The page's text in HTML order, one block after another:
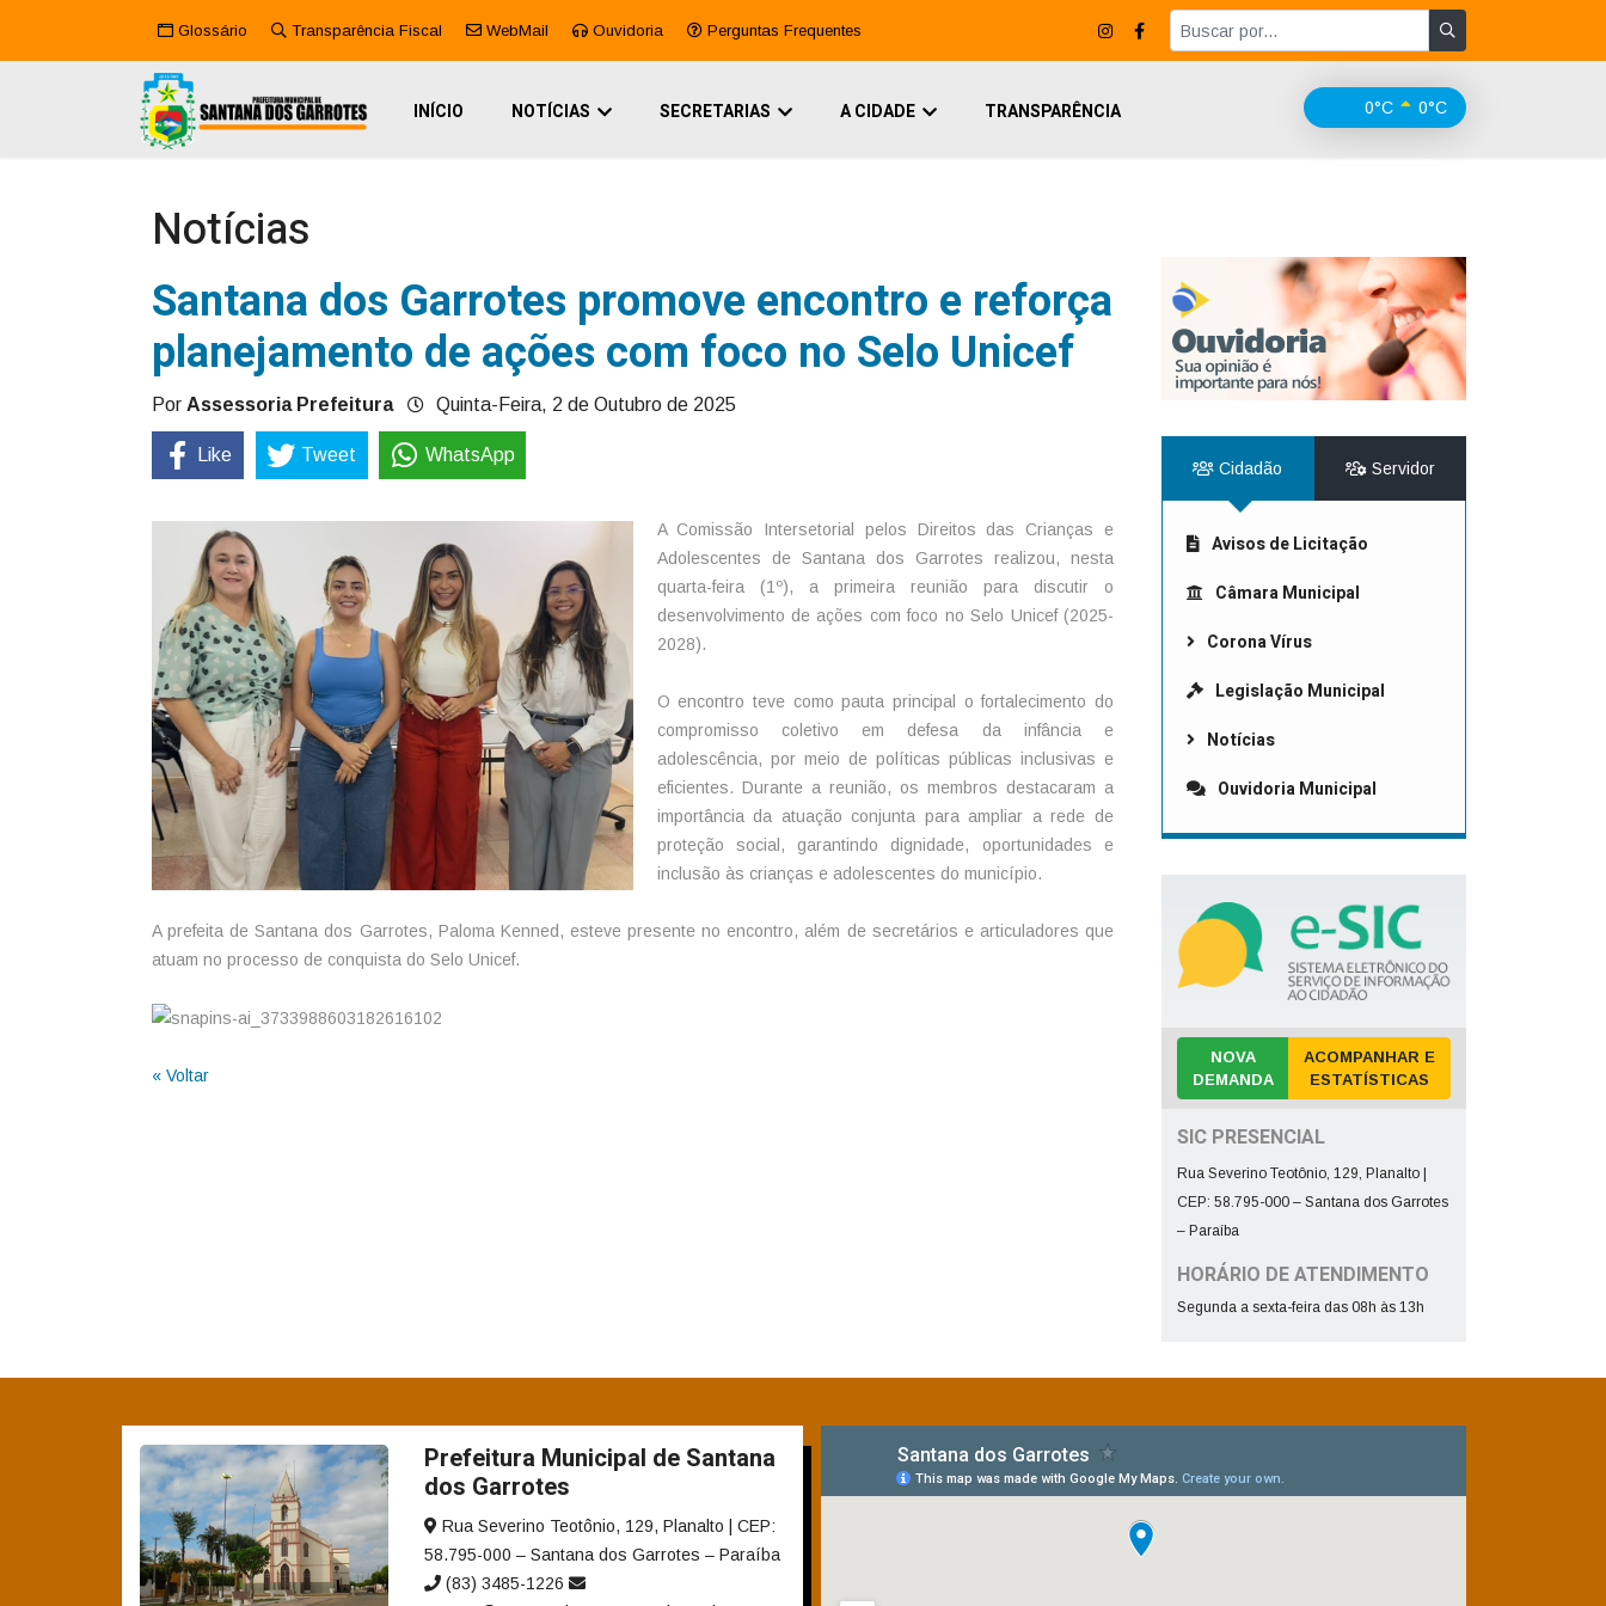
Glossário Transparência Fiscal WebMail Ouvidoria Perguntas Frequentes
0°C 0°C
INÍCIO NOTÍCIAS SECRETARIAS A CIDADE TRANSPARÊNCIA
Notícias
Santana dos Garrotes promove encontro e reforça
planejamento de ações com foco no Selo Unicef
Por Assessoria Prefeitura Quinta-Feira, 2 de Outubro de 2025
Like Tweet WhatsApp
A Comissão Intersetorial pelos Direitos das Crianças e
Adolescentes de Santana dos Garrotes realizou, nesta
quarta-feira (1º), a primeira reunião para discutir o
desenvolvimento de ações com foco no Selo Unicef (2025-
2028).
O encontro teve como pauta principal o fortalecimento do
compromisso coletivo em defesa da infância e
adolescência, por meio de políticas públicas inclusivas e
eficientes. Durante a reunião, os membros destacaram a
importância da atuação conjunta para ampliar a rede de
proteção social, garantindo dignidade, oportunidades e
inclusão às crianças e adolescentes do município.
A prefeita de Santana dos Garrotes, Paloma Kenned, esteve presente no encontro, além de secretários e articuladores que
atuam no processo de conquista do Selo Unicef.
« Voltar
Cidadão Servidor
Avisos de Licitação
Câmara Municipal
Corona Vírus
Legislação Municipal
Notícias
Ouvidoria Municipal
NOVA
DEMANDA
ACOMPANHAR E
ESTATÍSTICAS
SIC PRESENCIAL
Rua Severino Teotônio, 129, Planalto |
CEP: 58.795-000 – Santana dos Garrotes
– Paraíba
HORÁRIO DE ATENDIMENTO
Segunda a sexta-feira das 08h às 13h
Prefeitura Municipal de Santana
dos Garrotes
Rua Severino Teotônio, 129, Planalto | CEP:
58.795-000 – Santana dos Garrotes – Paraíba
(83) 3485-1226